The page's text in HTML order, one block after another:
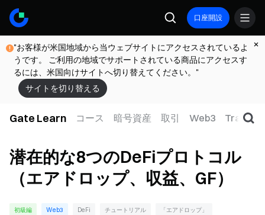
口座開設
"お客様が米国地域から当ウェブサイトにアクセスされているよ
うです。 ご利用の地域でサポートされている商品にアクセスす
るには、米国向けサイトへ切り替えてください。"
サイトを切り替える
Gate Learn コース 暗号資産 取引 Web3 TradFi
潜在的な8つのDeFiプロトコル
（エアドロップ、収益、GF）
初級編 Web3 DeFi チュートリアル 「エアドロップ」